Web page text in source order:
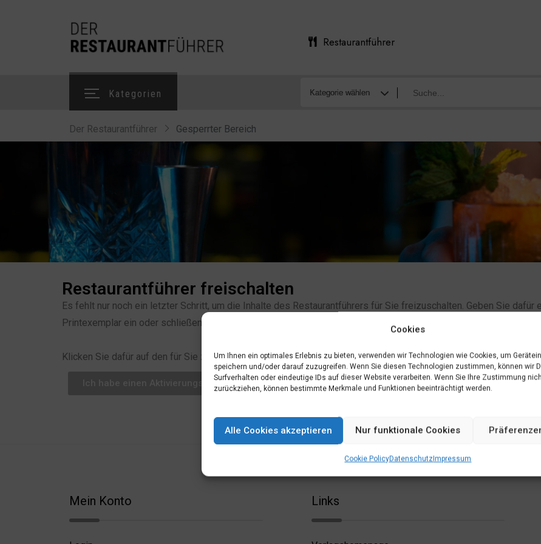
Cookies
Um Ihnen ein optimales Erlebnis zu bieten, verwenden wir Technologien wie Cookies, um
speichern und/oder darauf zuzugreifen. Wenn Sie diesen Technologien zustimmen, können wir
Surfverhalten oder eindeutige IDs auf dieser Website verarbeiten. Wenn Sie Ihre Zustimmung
zurückziehen, können bestimmte Merkmale und Funktionen beeinträchtigt werden.
Alle Cookies akzeptieren Nur funktionale Cookies
Cookie PolicyDatenschutzImpressum
Restaurantführer
Kategorien
Der Restaurantführer Gesperrter Bereich
Restaurantführer freischalten
Es fehlt nur noch ein letzter Schritt, um die Inhalte des Restaurantführers für Sie freizuschalten. Geben Sie
Printexemplar ein oder schließen Sie alternativ eines der verfügbaren Abonnements ab.
Klicken Sie dafür auf den für Sie zutreffenden Button:
Ich habe einen Aktivierungscode Ich will ein Abo abschließen
Mein Konto Links